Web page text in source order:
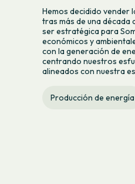
Hemos decidido vender
tras más de una década
ser estratégica para
económicos y
con la generación de
centrando nuestros
alineados con nuestra
Producción de energía